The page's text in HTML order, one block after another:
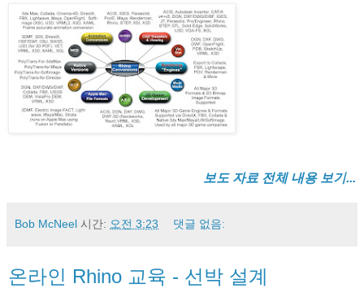
보도 자료 전체 내용 보기...
Bob McNeel 시간: 오전 3:23 댓글 없음:
온라인 Rhino 교육 - 선박 설계